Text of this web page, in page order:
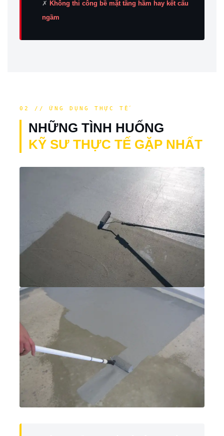
✗ Không thi công bề mặt tầng hầm hay kết cấu
ngầm
02 // ỨNG DỤNG THỰC TẾ
NHỮNG TÌNH HUỐNG
KỸ SƯ THỰC TẾ GẶP NHẤT